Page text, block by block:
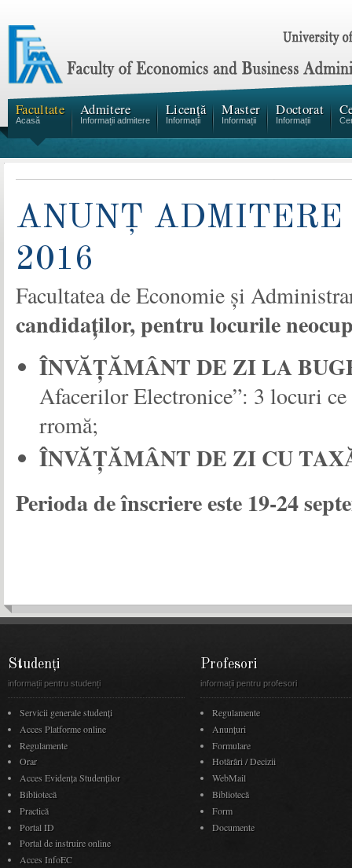
Facultate
Acasă
Admitere
Informații admitere
Licență
Informații
Master
Informații
Doctorat
Informații
ANUNŢ ADMITERE
2016
Facultatea de Economie şi
candidaţilor, pentru locurile
ÎNVĂŢĂMÂNT DE ZI LA
Afacerilor Electronice”: 3 locuri
rromă;
ÎNVĂŢĂMÂNT DE ZI CU
Perioda de înscriere este 19-24
Studenți
informații pentru studenți
Servicii generale studenți
Acces Platforme online
Regulamente
Orar
Acces Evidenţa Studenţilor
Bibliotecă
Practică
Portal ID
Portal de instruire online
Acces InfoEC
Profesori
informații pentru profesori
Regulamente
Anunţuri
Formulare
Hotărâri / Decizii
WebMail
Bibliotecă
Form
Documente